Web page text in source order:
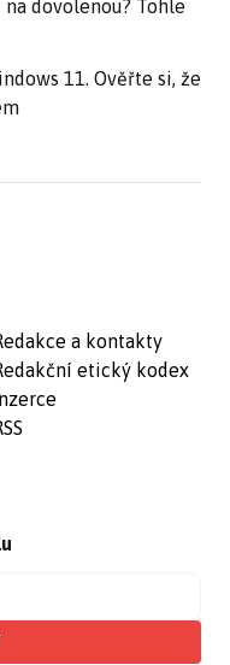
dovolenou? Tohle
11. Ověřte si, že
a kontakty
etický kodex